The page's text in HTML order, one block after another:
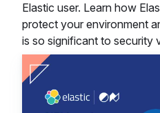
Elastic user. Learn how
protect your environment
is so significant to security